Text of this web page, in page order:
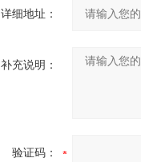
详细地址：
补充说明：
验证码：